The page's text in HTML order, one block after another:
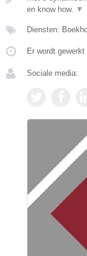
en know how. ▼
Diensten:
Er wordt
Sociale media: